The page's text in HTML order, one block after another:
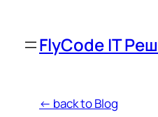
FlyCode IT
← back to Blog